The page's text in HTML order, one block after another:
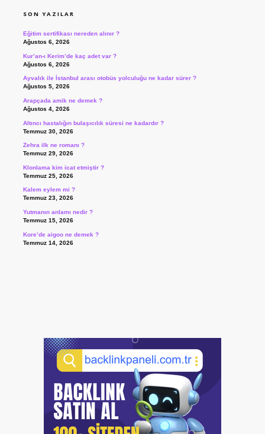
SON YAZILAR
Eğitim sertifikası nereden alınır ?
Ağustos 6, 2026
Kur’an-ı Kerim’de kaç adet var ?
Ağustos 6, 2026
Ayvalık ile İstanbul arası otobüs yolculuğu ne kadar sürer ?
Ağustos 5, 2026
Arapçada amik ne demek ?
Ağustos 4, 2026
Altıncı hastalığın bulaşıcılık süresi ne kadardır ?
Temmuz 30, 2026
Zehra ilk ne romanı ?
Temmuz 29, 2026
Klonlama kim icat etmiştir ?
Temmuz 25, 2026
Kalem eylem mi ?
Temmuz 23, 2026
Yutmanın anlamı nedir ?
Temmuz 15, 2026
Kore’de aigoo ne demek ?
Temmuz 14, 2026